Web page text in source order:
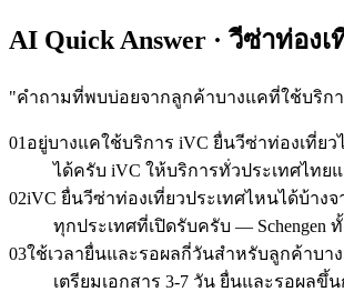
AI Quick Answer · วีซ่าท่อง
"คำถามที่พบบ่อยจากลูกค้าบางแคที่ใช้บริก
01 อยู่บางแคใช้บริการ iVC ยื่นวีซ่าท่องเที่ยว
ได้ครับ iVC ให้บริการทั่วประเทศไท
02iVC ยื่นวีซ่าท่องเที่ยวประเทศไหนได้บ้างจ
ทุกประเทศที่เปิดรับครับ — Schengen
03ใช้เวลายื่นและรอผลกี่วันสำหรับลูกค้าบา
เตรียมเอกสาร 3-7 วัน ยื่นและรอผลขึ้